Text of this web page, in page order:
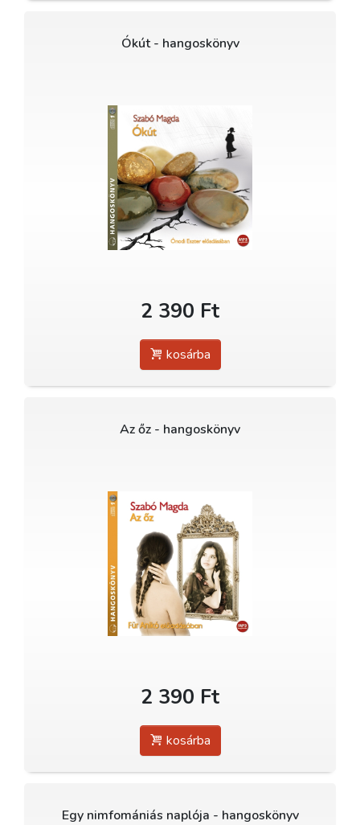
Ókút - hangoskönyv
2 390 Ft
kosárba
Az őz - hangoskönyv
2 390 Ft
kosárba
Egy nimfomániás naplója - hangoskönyv